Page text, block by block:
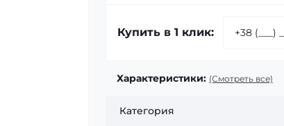
Купить в 1 клик:
Характеристики: (Смотреть все)
Категория